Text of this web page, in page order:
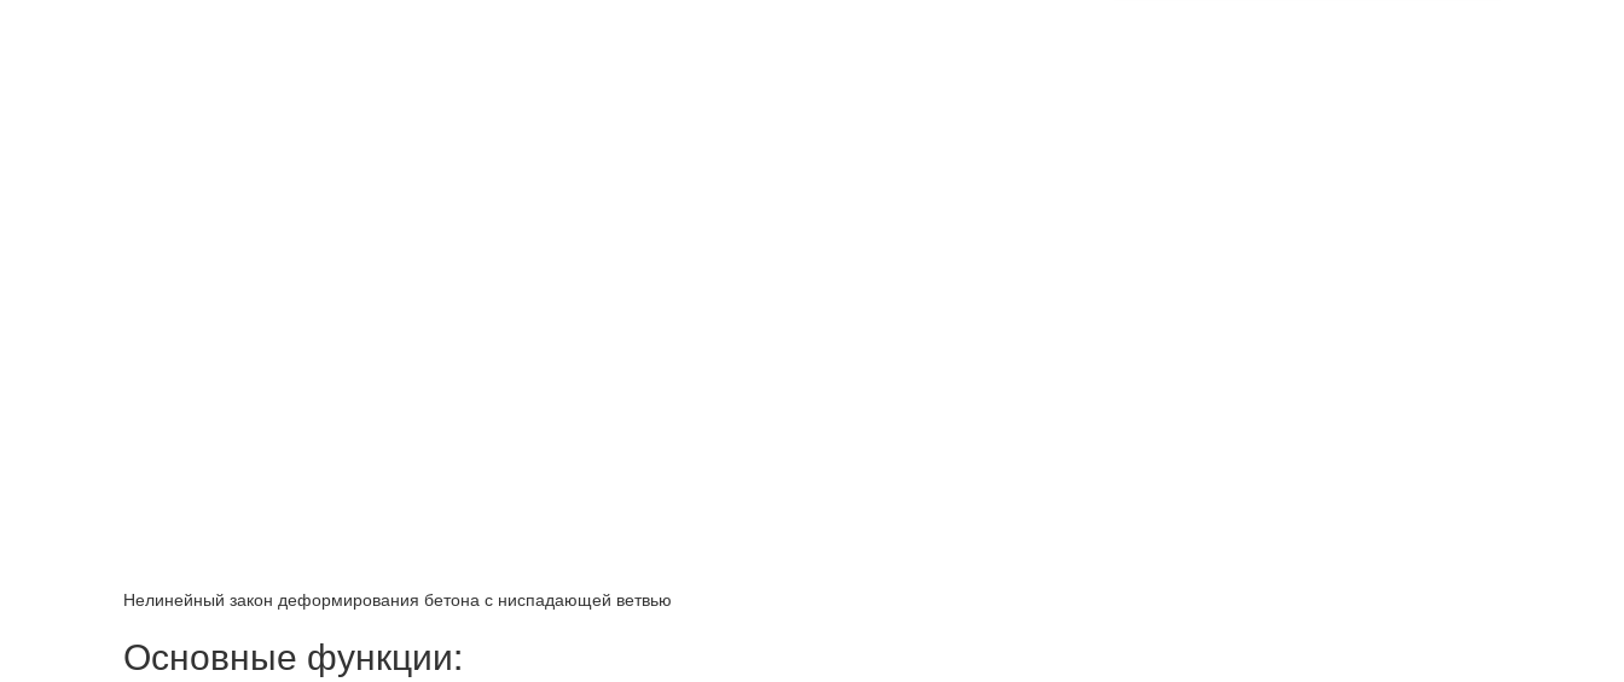
Нелинейный закон деформирования бетона с ниспадающей ветвью
Основные функции: